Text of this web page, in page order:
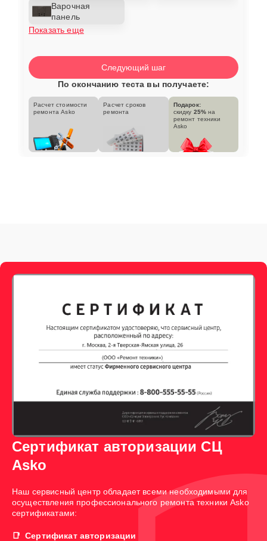
Варочная
панель
Показать еще
Следующий шаг
По окончанию теста вы получаете:
Расчет стоимости
ремонта Asko
Расчет сроков
ремонта
Подарок:
скидку 25% на
ремонт техники
Asko
Сертификат авторизации СЦ
Asko
Наш сервисный центр обладает всеми необходимыми для
осуществления профессионального ремонта техники Asko
сертификатами:
Сертификат авторизации